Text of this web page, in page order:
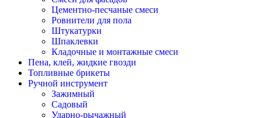
Цементно-песчаные смеси
Ровнители для пола
Штукатурки
Шпаклевки
Кладочные и монтажные смеси
Пена, клей, жидкие гвозди
Топливные брикеты
Ручной инструмент
Зажимный
Садовый
Ударно-рычажный